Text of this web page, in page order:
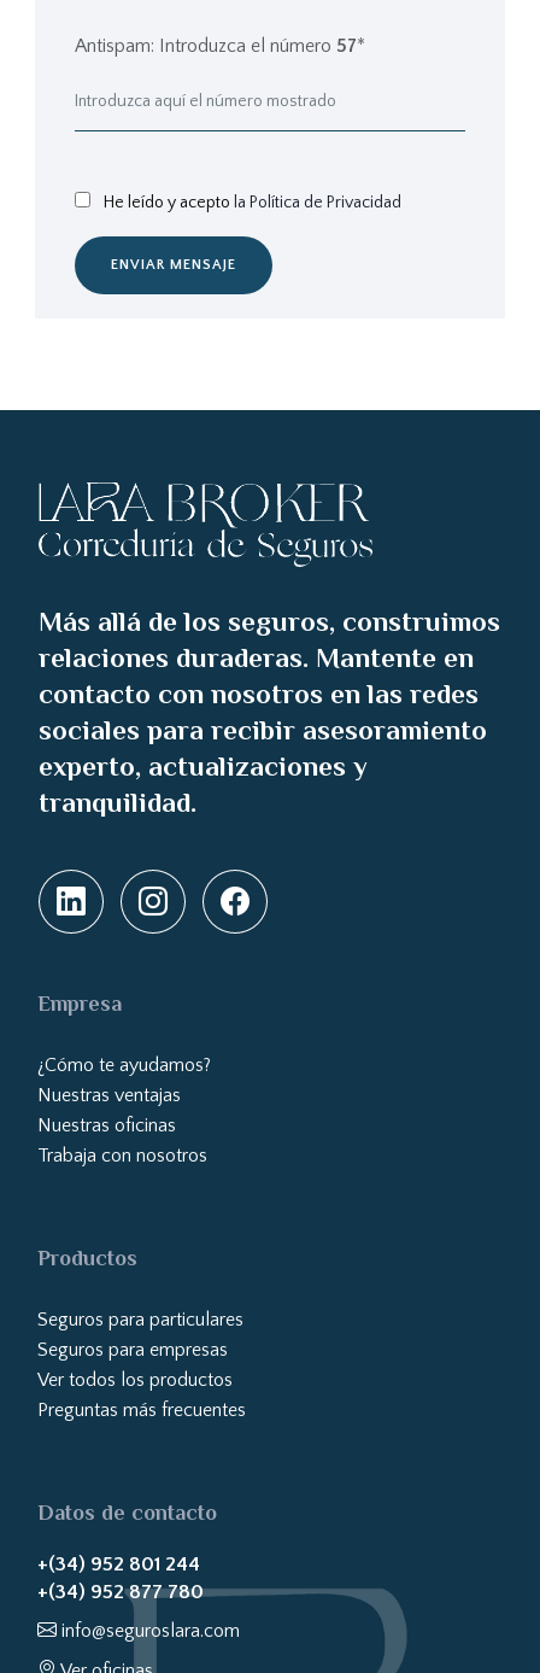
Antispam: Introduzca el número 57*
He leído y acepto la Política de Privacidad
ENVIAR MENSAJE
Más allá de los seguros, construimos
relaciones duraderas. Mantente en
contacto con nosotros en las redes
sociales para recibir asesoramiento
experto, actualizaciones y
tranquilidad.
Empresa
¿Cómo te ayudamos?
Nuestras ventajas
Nuestras oficinas
Trabaja con nosotros
Productos
Seguros para particulares
Seguros para empresas
Ver todos los productos
Preguntas más frecuentes
Datos de contacto
+(34) 952 801 244
+(34) 952 877 780
info@seguroslara.com